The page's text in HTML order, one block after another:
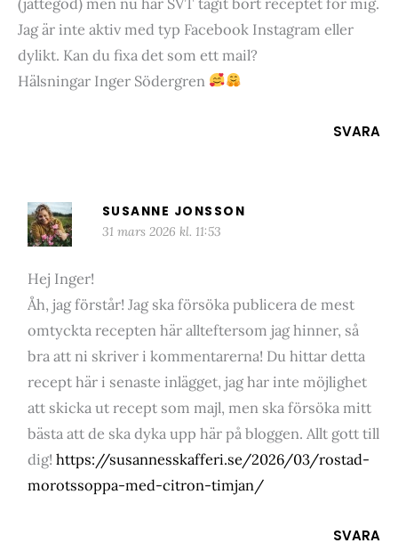
Jag är inte aktiv med typ Facebook Instagram eller
dylikt. Kan du fixa det som ett mail?
Hälsningar Inger Södergren
SVARA
SUSANNE JONSSON
31 mars 2026 kl. 11:53
Hej Inger!
Åh, jag förstår! Jag ska försöka publicera de mest
omtyckta recepten här allteftersom jag hinner, så
bra att ni skriver i kommentarerna! Du hittar detta
recept här i senaste inlägget, jag har inte möjlighet
att skicka ut recept som majl, men ska försöka mitt
bästa att de ska dyka upp här på bloggen. Allt gott till
dig! https://susannesskafferi.se/2026/03/rostad-
morotssoppa-med-citron-timjan/
SVARA